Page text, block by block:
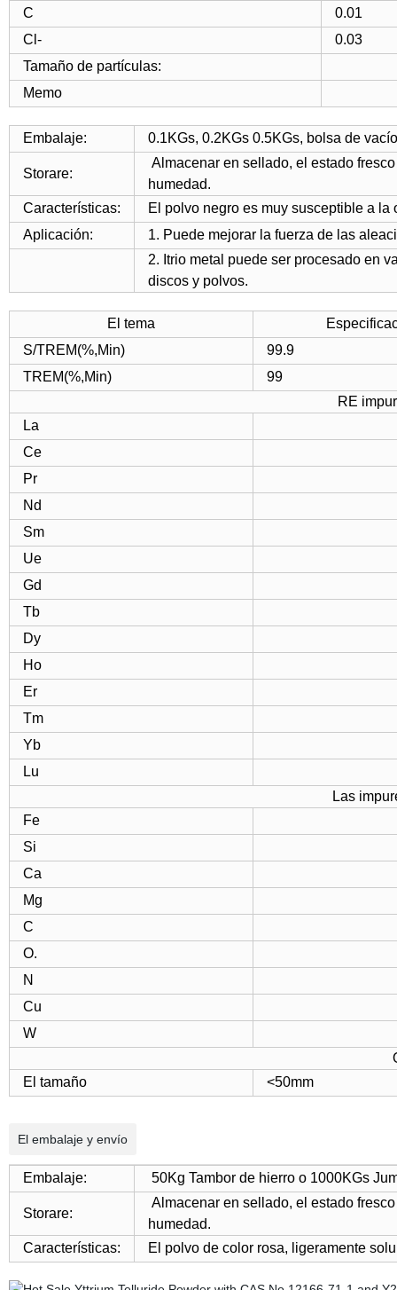
C
0.01
Cl-
0.03
Tamaño de partículas:
Memo
Embalaje: 0.1KGs, 0.2KGs 0.5KGs, bolsa de
Storare:
Almacenar en sellado, el estado
humedad.
Características:
El polvo negro es muy susceptible a
Aplicación:
1. Puede mejorar la fuerza de las
2. Itrio metal puede ser procesado en
discos y polvos.
El tema
S/TREM(%,Min)
99.9
TREM(%,Min)
99
RE
La
Ce
Pr
Nd
Sm
Ue
Gd
Tb
Dy
Ho
Er
Tm
Yb
Lu
Las
Fe
Si
Ca
Mg
C
O.
N
Cu
W
El tamaño
<50mm
El embalaje y envío
Embalaje: 50Kg Tambor de hierro o 1000KGs
Storare:
Almacenar en sellado, el estado
humedad.
Características:
El polvo de color rosa, ligeramente